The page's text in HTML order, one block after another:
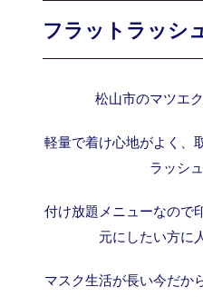
フラットラッシ
松山市のマツエ
軽量で着け心地がよく、
ラッシ
付け放題メニューなので
元にしたい方に
マスク生活が長い今だか